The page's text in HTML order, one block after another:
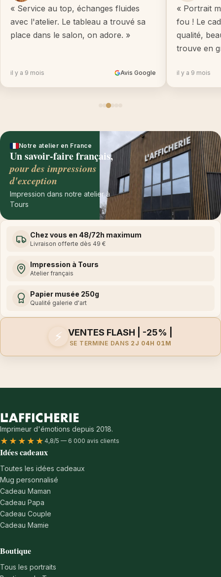
« Service au top, échanges fluides
avec l'atelier. Le tableau a trouvé sa
place dans le salon, on adore. »
il y a 9 mois Avis Google
« Portrait
fou ! Le
qualité,
trouve en
il y a 9 mois
Notre atelier en France
Un savoir-faire français,
pour des impressions
d'exception
Impression dans notre atelier à
Tours
Chez vous en 48/72h maximum
Livraison offerte dès 49 €
Impression à Tours
Atelier français
Papier musée 250g
Qualité galerie d'art
⚡ VENTES FLASH | -25% |
SE TERMINE DANS 2J 04H 01M
Imprimeur d'émotions depuis 2018.
★★★★★ 4,8/5 — 6 000 avis clients
Idées cadeaux
Toutes les idées cadeaux
Mug personnalisé
Cadeau Maman
Cadeau Papa
Cadeau Couple
Cadeau Mamie
Boutique
Tous les portraits